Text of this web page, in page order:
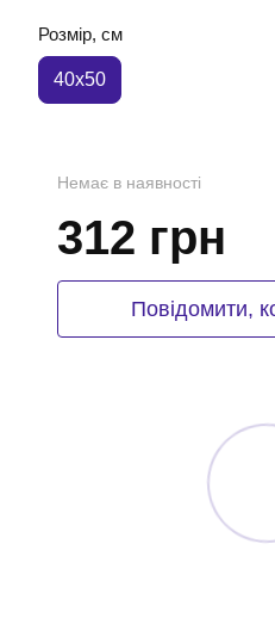
Розмір, см
40x50
Немає в наявності
312 грн
Повідомити,